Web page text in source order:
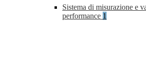
Sistema di misurazione e
performance 1